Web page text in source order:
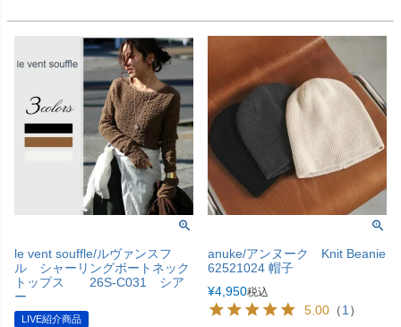
le vent souffle/ルヴァンスフ
ル シャーリングボートネック
トップス 26S-C031 シア
ー
LIVE紹介商品
anuke/アンヌーク Knit Beanie
62521024 帽子
¥4,950税込
5.00 （1 ）